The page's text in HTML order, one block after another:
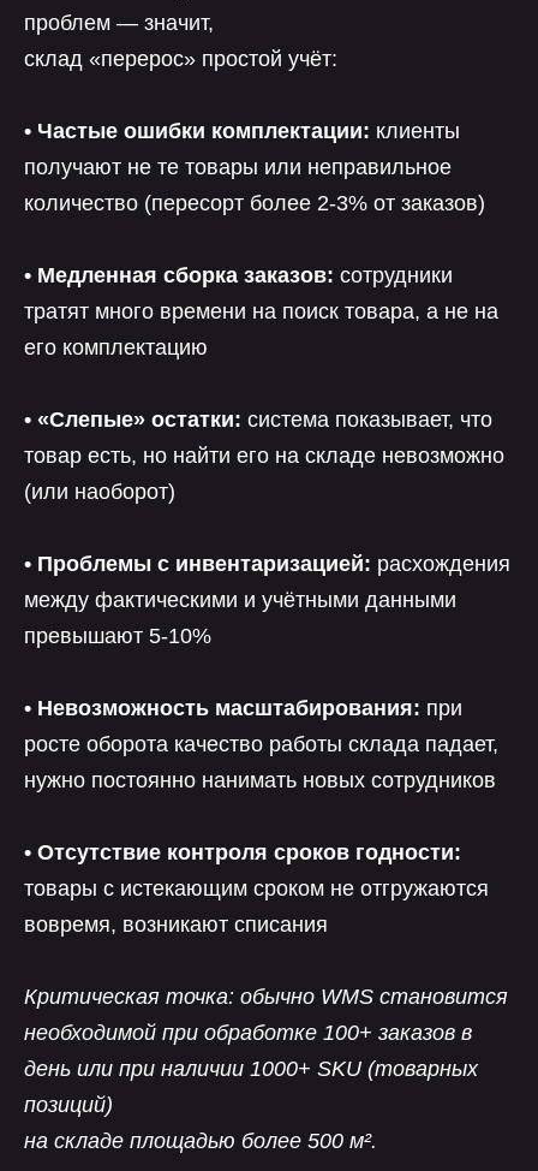
проблем — значит,
склад «перерос» простой учёт:
• Частые ошибки комплектации: клиенты
получают не те товары или неправильное
количество (пересорт более 2-3% от заказов)
• Медленная сборка заказов: сотрудники
тратят много времени на поиск товара, а не на
его комплектацию
• «Слепые» остатки: система показывает, что
товар есть, но найти его на складе невозможно
(или наоборот)
• Проблемы с инвентаризацией: расхождения
между фактическими и учётными данными
превышают 5-10%
• Невозможность масштабирования: при
росте оборота качество работы склада падает,
нужно постоянно нанимать новых сотрудников
• Отсутствие контроля сроков годности:
товары с истекающим сроком не отгружаются
вовремя, возникают списания
Критическая точка: обычно WMS становится
необходимой при обработке 100+ заказов в
день или при наличии 1000+ SKU (товарных
позиций)
на складе площадью более 500 м².